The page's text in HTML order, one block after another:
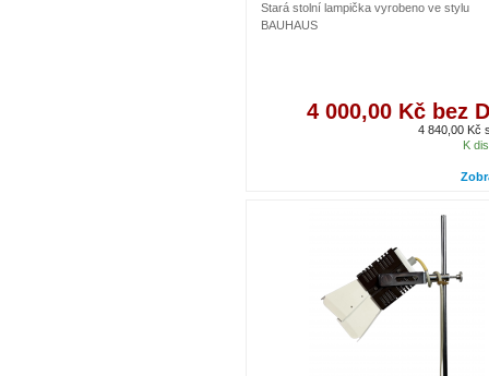
Stará stolní lampička vyrobeno ve stylu
BAUHAUS
4 000,00 Kč bez
4 840,00 Kč
K